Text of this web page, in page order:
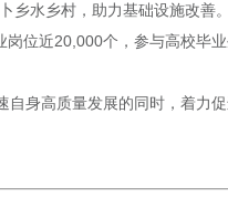
乡水乡村，助力基础设施改善
位近20,000个，参与高校毕业
身高质量发展的同时，着力